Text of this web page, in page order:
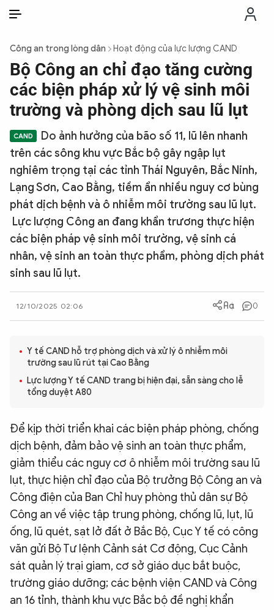
THỜI SỰ
CHỐNG DIỄN BIẾN HÒA BÌNH
CÔNG AN TRONG LÒNG DÂN
XÃ HỘI
PHÁP LUẬT
CÔNG NGHỆ
QUỐC TẾ
BẠN ĐỌC & CAND
eMagazine
Podcast
Video Ảnh
Infographic
Chuyên trangAn ninh thế giớiVăn nghệ Công an
Chuyên đề
Công an trong lòng dân Hoạt động của lực lượng CAND
Bộ Công an chỉ đạo tăng cường
các biện pháp xử lý vệ sinh môi
trường và phòng dịch sau lũ lụt
Do ảnh hưởng của bão số 11, lũ lên nhanh
trên các sông khu vực Bắc bộ gây ngập lụt
nghiêm trọng tại các tỉnh Thái Nguyên, Bắc Ninh,
Lạng Sơn, Cao Bằng, tiềm ẩn nhiều nguy cơ bùng
phát dịch bệnh và ô nhiễm môi trường sau lũ lụt.
Lực lượng Công an đang khẩn trương thực hiện
các biện pháp vệ sinh môi trường, vệ sinh cá
nhân, vệ sinh an toàn thực phẩm, phòng dịch phát
sinh sau lũ lụt.
12/10/2025 02:06 0
Y tế CAND hỗ trợ phòng dịch và xử lý ô nhiễm môi
trường sau lũ rút tại Cao Bằng
Lực lượng Y tế CAND trang bị hiện đại, sẵn sàng cho lễ
tổng duyệt A80
Để kịp thời triển khai các biện pháp phòng, chống
dịch bệnh, đảm bảo vệ sinh an toàn thực phẩm,
giảm thiểu các nguy cơ ô nhiễm môi trường sau lũ
lụt, thực hiện chỉ đạo của Bộ trưởng Bộ Công an và
Công điện của Ban Chỉ huy phòng thủ dân sự Bộ
Công an về việc tập trung phòng, chống lũ, lụt, lũ
ống, lũ quét, sạt lở đất ở Bắc Bộ, Cục Y tế có công
văn gửi Bộ Tư lệnh Cảnh sát Cơ động, Cục Cảnh
sát quản lý trại giam, cơ sở giáo dục bắt buộc,
trường giáo dưỡng; các bệnh viện CAND và Công
an 16 tỉnh, thành khu vực Bắc bộ đề nghị khẩn